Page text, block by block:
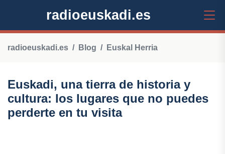
radioeuskadi.es
radioeuskadi.es Blog Euskal Herria
Euskadi, una tierra de historia y
cultura: los lugares que no puedes
perderte en tu visita